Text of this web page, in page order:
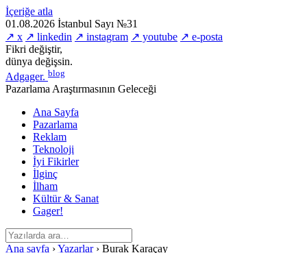
İçeriğe atla
01.08.2026 İstanbul Sayı №31
↗ x ↗ linkedin ↗ instagram ↗ youtube ↗ e-posta
Fikri değiştir,
dünya değişsin.
Adgager. blog
Pazarlama Araştırmasının Geleceği
Ana Sayfa
Pazarlama
Reklam
Teknoloji
İyi Fikirler
İlginç
İlham
Kültür & Sanat
Gager!
Ana sayfa ›Yazarlar › Burak Karaçay